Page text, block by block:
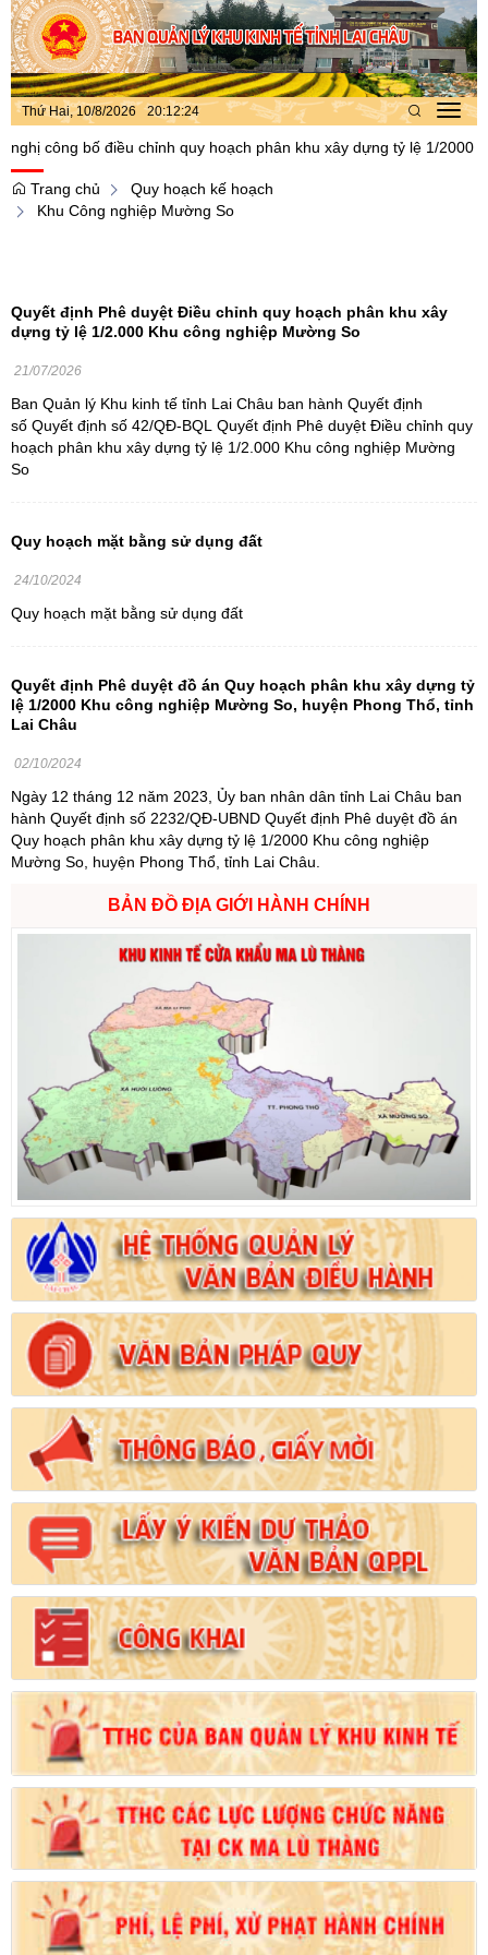
Thứ Hai, 10/8/2026 20:12:24
bố điều chỉnh quy hoạch phân khu xây dựng tỷ lệ 1/2000 khu
Trang chủ
Quy hoạch kế hoạch
Khu Công nghiệp Mường So
Quyết định Phê duyệt Điều chỉnh quy hoạch phân khu xây
dựng tỷ lệ 1/2.000 Khu công nghiệp Mường So
21/07/2026
Ban Quản lý Khu kinh tế tỉnh Lai Châu ban hành Quyết định
số Quyết định số 42/QĐ-BQL Quyết định Phê duyệt Điều chỉnh quy
hoạch phân khu xây dựng tỷ lệ 1/2.000 Khu công nghiệp Mường
So
Quy hoạch mặt bằng sử dụng đất
24/10/2024
Quy hoạch mặt bằng sử dụng đất
Quyết định Phê duyệt đồ án Quy hoạch phân khu xây dựng tỷ
lệ 1/2000 Khu công nghiệp Mường So, huyện Phong Thổ, tỉnh
Lai Châu
02/10/2024
Ngày 12 tháng 12 năm 2023, Ủy ban nhân dân tỉnh Lai Châu ban
hành Quyết định số 2232/QĐ-UBND Quyết định Phê duyệt đồ án
Quy hoạch phân khu xây dựng tỷ lệ 1/2000 Khu công nghiệp
Mường So, huyện Phong Thổ, tỉnh Lai Châu.
BẢN ĐỒ ĐỊA GIỚI HÀNH CHÍNH